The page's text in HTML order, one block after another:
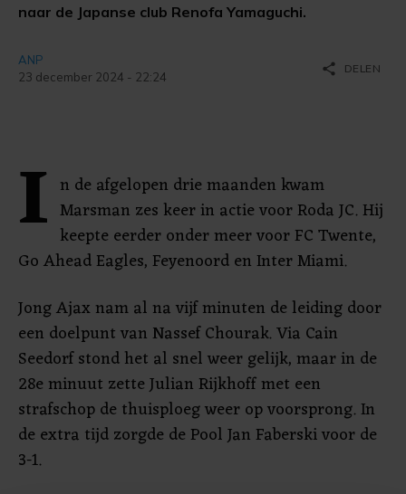
naar de Japanse club Renofa Yamaguchi.
ANP
23 december 2024 - 22:24
share DELEN
I n de afgelopen drie maanden kwam
Marsman zes keer in actie voor Roda JC. Hij
keepte eerder onder meer voor FC Twente,
Go Ahead Eagles, Feyenoord en Inter Miami.
Jong Ajax nam al na vijf minuten de leiding door
een doelpunt van Nassef Chourak. Via Cain
Seedorf stond het al snel weer gelijk, maar in de
28e minuut zette Julian Rijkhoff met een
strafschop de thuisploeg weer op voorsprong. In
de extra tijd zorgde de Pool Jan Faberski voor de
3-1.